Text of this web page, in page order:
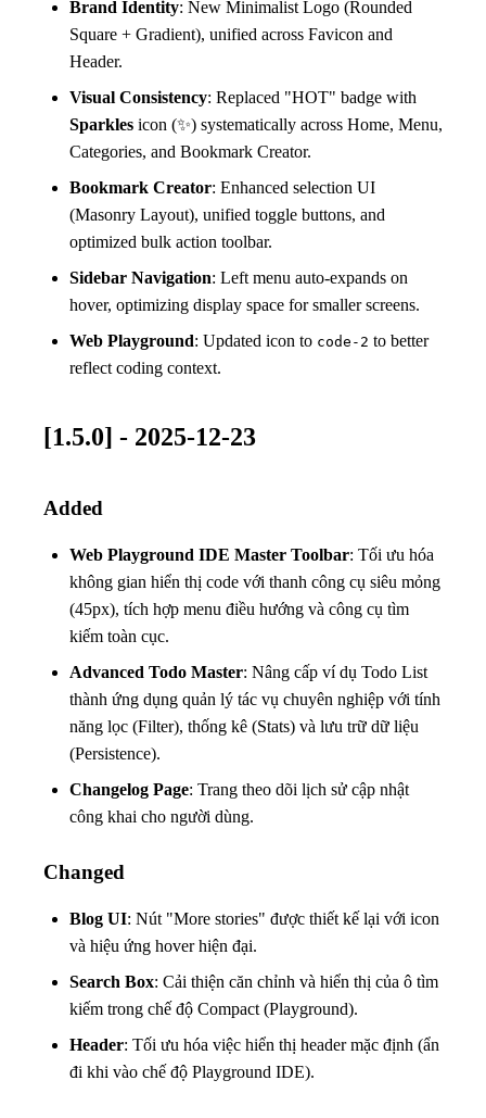
Brand Identity: New Minimalist Logo (Rounded
Square + Gradient), unified across Favicon and
Header.
Visual Consistency: Replaced "HOT" badge with
Sparkles icon (✨) systematically across Home, Menu,
Categories, and Bookmark Creator.
Bookmark Creator: Enhanced selection UI
(Masonry Layout), unified toggle buttons, and
optimized bulk action toolbar.
Sidebar Navigation: Left menu auto-expands on
hover, optimizing display space for smaller screens.
Web Playground: Updated icon to code-2 to better
reflect coding context.
[1.5.0] - 2025-12-23
Added
Web Playground IDE Master Toolbar: Tối ưu hóa
không gian hiển thị code với thanh công cụ siêu mỏng
(45px), tích hợp menu điều hướng và công cụ tìm
kiếm toàn cục.
Advanced Todo Master: Nâng cấp ví dụ Todo List
thành ứng dụng quản lý tác vụ chuyên nghiệp với tính
năng lọc (Filter), thống kê (Stats) và lưu trữ dữ liệu
(Persistence).
Changelog Page: Trang theo dõi lịch sử cập nhật
công khai cho người dùng.
Changed
Blog UI: Nút "More stories" được thiết kế lại với icon
và hiệu ứng hover hiện đại.
Search Box: Cải thiện căn chỉnh và hiển thị của ô tìm
kiếm trong chế độ Compact (Playground).
Header: Tối ưu hóa việc hiển thị header mặc định (ẩn
đi khi vào chế độ Playground IDE).